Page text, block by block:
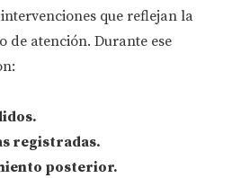
que reflejan la
de atención. Durante ese
registradas.
posterior.